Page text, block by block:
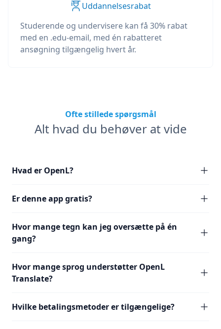
Uddannelsesrabat
Studerende og undervisere kan få 30% rabat
med en .edu-email, med én rabatteret
ansøgning tilgængelig hvert år.
Ofte stillede spørgsmål
Alt hvad du behøver at vide
Hvad er OpenL?
Er denne app gratis?
Hvor mange tegn kan jeg oversætte på én
gang?
Hvor mange sprog understøtter OpenL
Translate?
Hvilke betalingsmetoder er tilgængelige?